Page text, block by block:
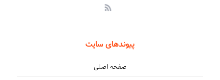
پیوندهای سایت
صفحه اصلی